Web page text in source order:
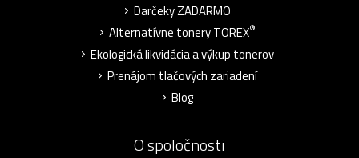
Darčeky ZADARMO
Alternatívne tonery TOREX®
Ekologická likvidácia a výkup tonerov
Prenájom tlačových zariadení
Blog
O spoločnosti